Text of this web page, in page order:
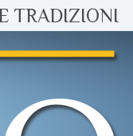
TRADIZIONI